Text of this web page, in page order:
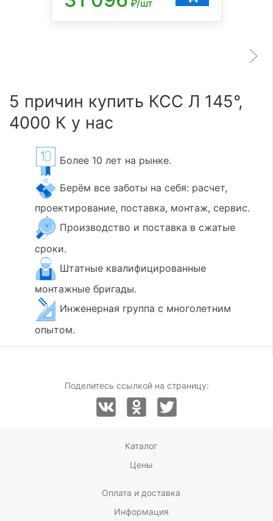
₽/шт
5 причин купить КСС Л 145°,
4000 К у нас
Более 10 лет на рынке.
Берём все заботы на себя: расчет,
проектирование, поставка, монтаж, сервис.
Производство и поставка в сжатые
сроки.
Штатные квалифицированные
монтажные бригады.
Инженерная группа с многолетним
опытом.
Поделитесь ссылкой на страницу:
Каталог
Цены
Оплата и доставка
Информация